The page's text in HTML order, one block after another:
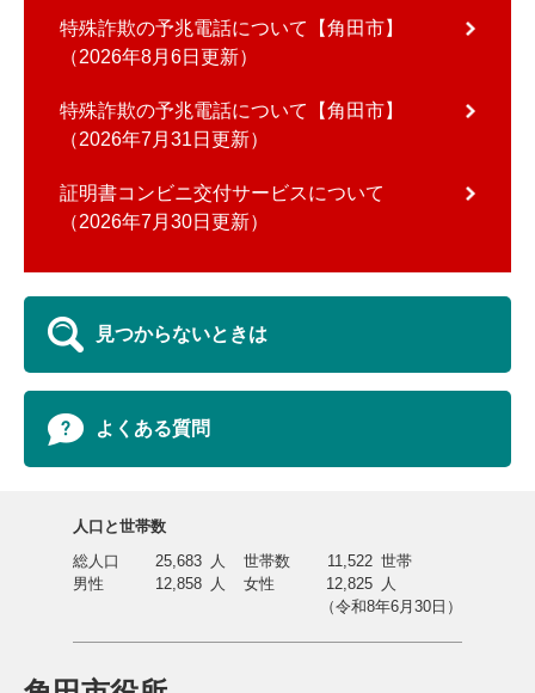
特殊詐欺の予兆電話について【角田市】
2026年8月6日更新
特殊詐欺の予兆電話について【角田市】
2026年7月31日更新
証明書コンビニ交付サービスについて
2026年7月30日更新
見つからないときは
よくある質問
人口と世帯数
総人口
25,683 人 世帯数 11,522 世帯
男性
12,858 人 女性 12,825 人
（令和8年6月30日）